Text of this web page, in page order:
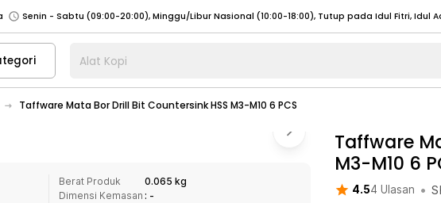
Senin - Jumat (07:00 - 20:00), Sabtu - Minggu (08:00 - 20:00), Tutup pada Idul Fitri
Senin - Jumat (08:00 - 20:00), Sabtu - Minggu/ Libur Nasional (08:00 - 17:00)
Senin - Jumat (08:00 - 20:00), Sabtu - Minggu/ Libur Nasional (08:00 - 17:00) Selengkapnya
Senin - Sabtu (09:00-20:00), Minggu/Libur Nasional (12:00-20:00), Tutup pada Idul Fitri
Senin - Sabtu (09:00-20:00), Minggu/Libur Nasional (12:00-20:00), Tutup pada Idul Fitri
Alat Kopi
Taffware Mata Bor Drill Bit Countersink HSS M3-M10 6 PCS
Berat Produk
0.065 kg
Dimensi Kemasan : -
Taffware
M3-M10 6
4.54 Ulasan •